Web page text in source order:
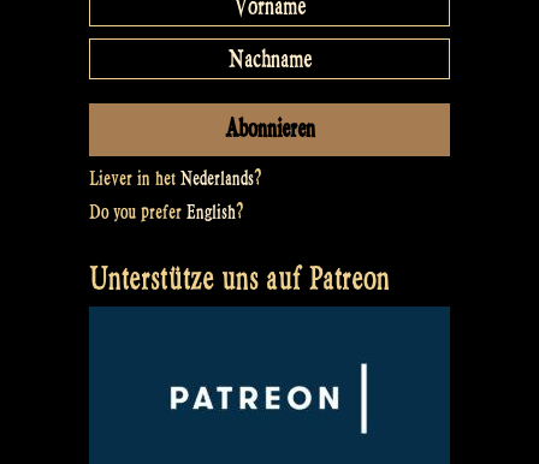
Liever in het Nederlands?
Do you prefer English?
Unterstütze uns auf Patreon